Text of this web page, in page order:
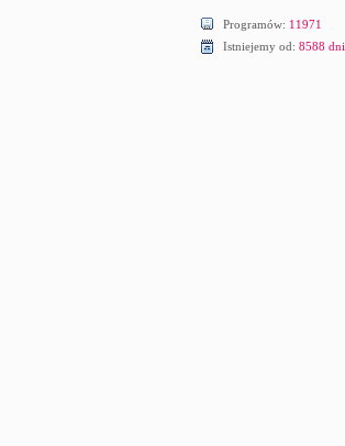
Programów: 11971
Istniejemy od: 8588 dni